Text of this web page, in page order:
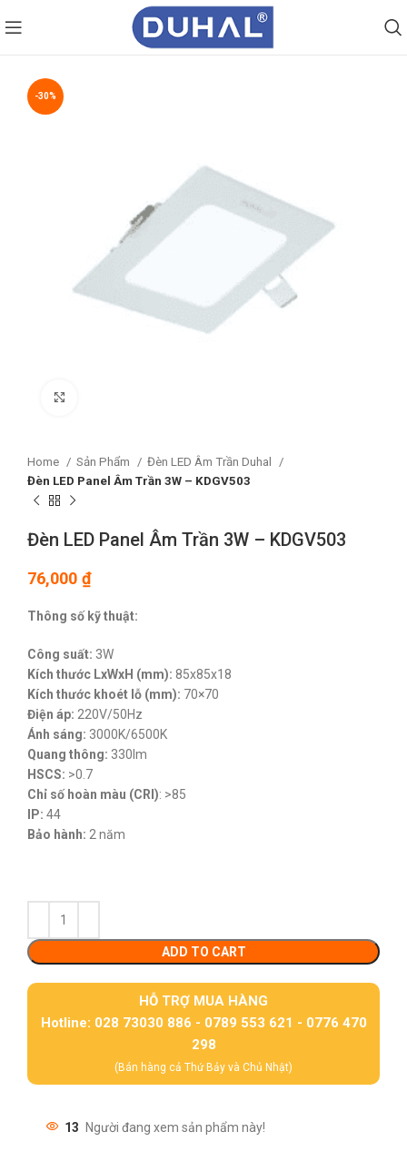
-30%
Home Sản Phẩm
Đèn LED Âm Trần Duhal
Đèn LED Panel Âm Trần 3W – KDGV503
Đèn LED Panel Âm Trần 3W – KDGV503
76,000 ₫
Thông số kỹ thuật:
Công suất: 3W
Kích thước LxWxH (mm): 85x85x18
Kích thước khoét lỗ (mm): 70×70
Điện áp: 220V/50Hz
Ánh sáng: 3000K/6500K
Quang thông: 330lm
HSCS: >0.7
Chỉ số hoàn màu (CRI): >85
IP: 44
Bảo hành: 2 năm
ADD TO CART
HỖ TRỢ MUA HÀNG
Hotline: 028 73030 886 - 0789 553 621 - 0776 470
298
(Bán hàng cả Thứ Bảy và Chủ Nhật)
13 Người đang xem sản phẩm này!